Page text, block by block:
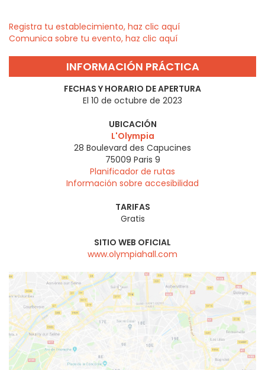
Registra tu establecimiento, haz clic aquí
Comunica sobre tu evento, haz clic aquí
INFORMACIÓN PRÁCTICA
FECHAS Y HORARIO DE APERTURA
El 10 de octubre de 2023
UBICACIÓN
L'Olympia
28 Boulevard des Capucines
75009 Paris 9
Planificador de rutas
Información sobre accesibilidad
TARIFAS
Gratis
SITIO WEB OFICIAL
www.olympiahall.com